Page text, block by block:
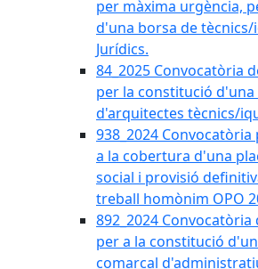
per màxima urgència,
d'una borsa de tècnics/
Jurídics.
84_2025 Convocatòria
per la constitució d'una
d'arquitectes tècnics/
938_2024
a la cobertura d'una
social i provisió
treball homònim OPO
892_2024
per a la constitució
comarcal